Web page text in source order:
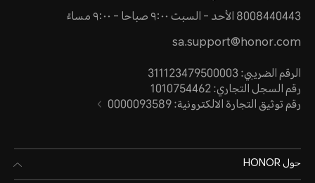
8008440443 الأحد - السبت ٩:٠٠ صباحا - ٩:٠٠ مساءً
sa.support@honor.com
الرقم الضريبي: 311123479500003
رقم السجل التجاري: 1010754462
رقم توثيق التجارة الالكترونية: 0000093589
حول HONOR